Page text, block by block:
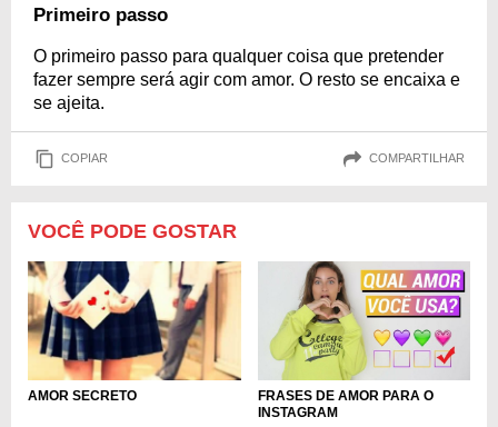
Primeiro passo
O primeiro passo para qualquer coisa que pretender
fazer sempre será agir com amor. O resto se encaixa e
se ajeita.
COPIAR COMPARTILHAR
VOCÊ PODE GOSTAR
AMOR SECRETO
FRASES DE AMOR PARA O
INSTAGRAM